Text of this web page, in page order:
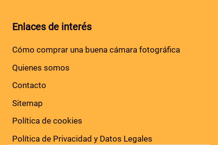
Enlaces de interés
Cómo comprar una buena cámara fotográfica
Quienes somos
Contacto
Sitemap
Política de cookies
Política de Privacidad y Datos Legales